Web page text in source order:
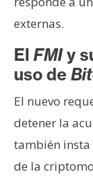
externas.
El FMIy
uso de
El nuevo
detener la
también insta
de la